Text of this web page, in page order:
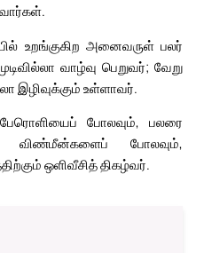
உறங்குகிற அனைவருள் பலர்
வாழ்வு பெறுவர்; வேறு
இழிவுக்கும் உள்ளாவர்.
போலவும், பலரை
விண்மீன்களைப் போலவும்,
ஒளிவீசித் திகழ்வர்.